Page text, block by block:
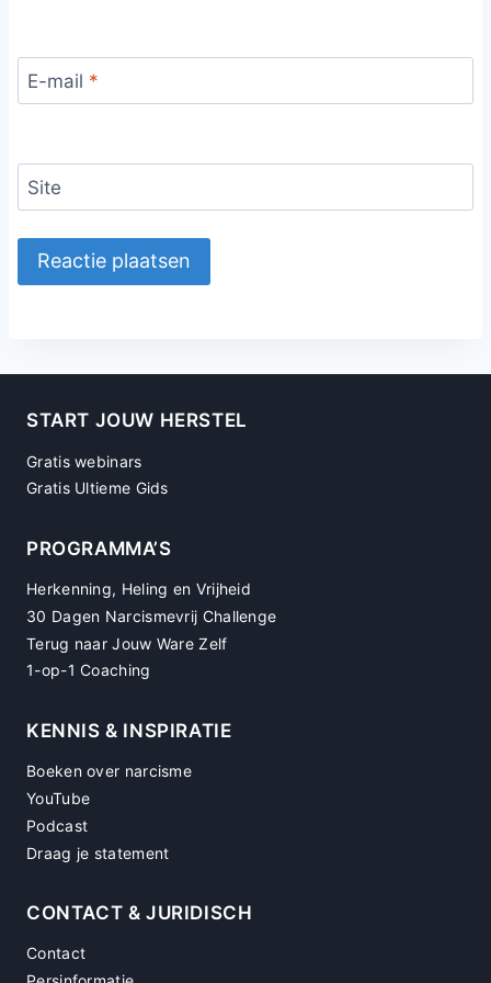
E-mail *
Site
START JOUW HERSTEL
Gratis webinars
Gratis Ultieme Gids
PROGRAMMA’S
Herkenning, Heling en Vrijheid
30 Dagen Narcismevrij Challenge
Terug naar Jouw Ware Zelf
1-op-1 Coaching
KENNIS & INSPIRATIE
Boeken over narcisme
YouTube
Podcast
Draag je statement
CONTACT & JURIDISCH
Contact